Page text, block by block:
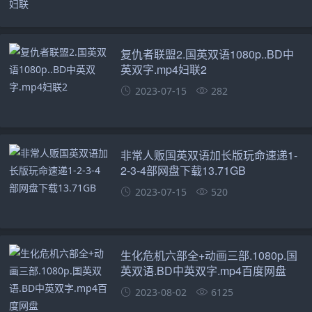
复仇者联盟2.国英双语1080p..BD中
英双字.mp4妇联2
2023-07-15 282
非常人贩国英双语加长版玩命速递1-
2-3-4部网盘下载13.71GB
2023-07-15 520
生化危机六部全+动画三部.1080p.国
英双语.BD中英双字.mp4百度网盘
2023-08-02 6125